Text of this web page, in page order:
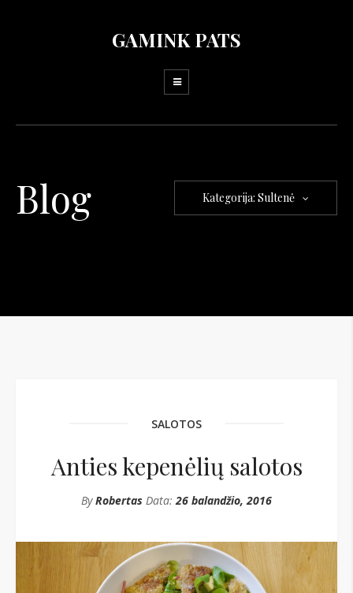
GAMINK PATS
Blog Kategorija: Sultenė
SALOTOS
Anties kepenėlių salotos
ByRobertas Data:26 balandžio, 2016